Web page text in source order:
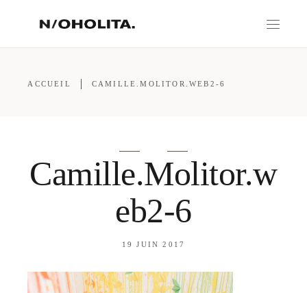
ACCUEIL CAMILLE.MOLITOR.WEB2-6
Camille.Molitor.w
eb2-6
19 JUIN 2017